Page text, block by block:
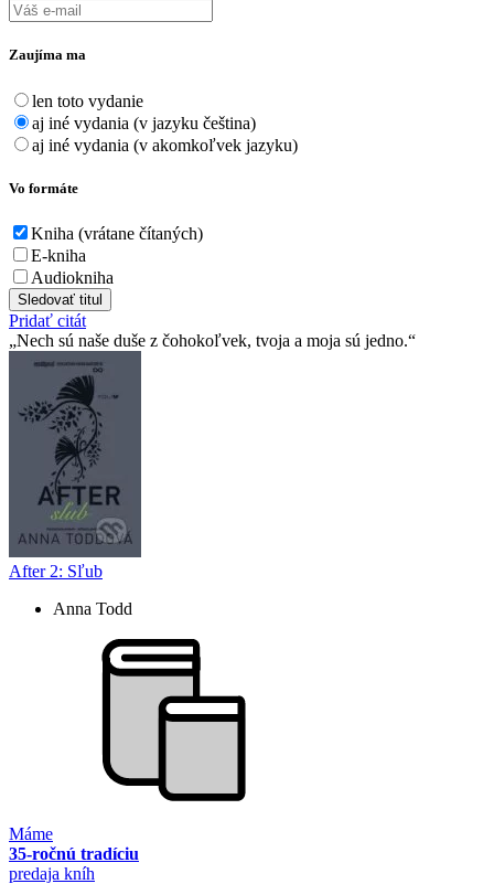
Zaujíma ma
len toto vydanie
aj iné vydania (v jazyku čeština)
aj iné vydania (v akomkoľvek jazyku)
Vo formáte
Kniha (vrátane čítaných)
E-kniha
Audiokniha
Sledovať titul
Pridať citát
Nech sú naše duše z čohokoľvek, tvoja a moja sú jedno.
After 2: Sľub
Anna Todd
Máme
35-ročnú tradíciu
predaja kníh